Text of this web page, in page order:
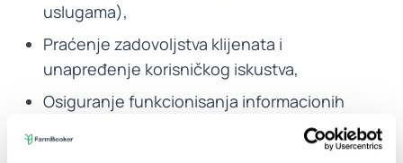
uslugama),
Praćenje zadovoljstva klijenata i
unapređenje korisničkog iskustva,
Osiguranje funkcionisanja informacionih
sistema i zaštite radnih stanica, servera,
mobilnih uređaja, softvera, komunikacione